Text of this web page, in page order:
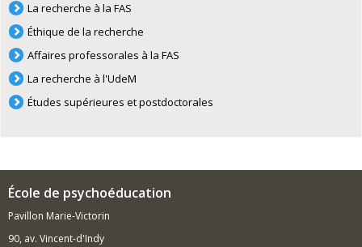
La recherche à la FAS
Éthique de la recherche
Affaires professorales à la FAS
La recherche à l'UdeM
Études supérieures et postdoctorales
École de psychoéducation
Pavillon Marie-Victorin
90, av. Vincent-d'Indy